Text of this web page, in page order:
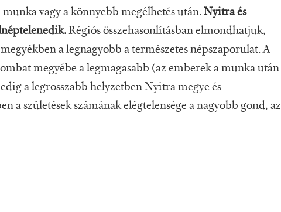
munka vagy a könnyebb megélhetés után. Nyitra és
Régiós összehasonlításban elmondhatjuk,
a legnagyobb a természetes népszaporulat. A
megyébe a legmagasabb (az emberek a munka után
a legrosszabb helyzetben Nyitra megye és
a születések számának elégtelensége a nagyobb gond, az